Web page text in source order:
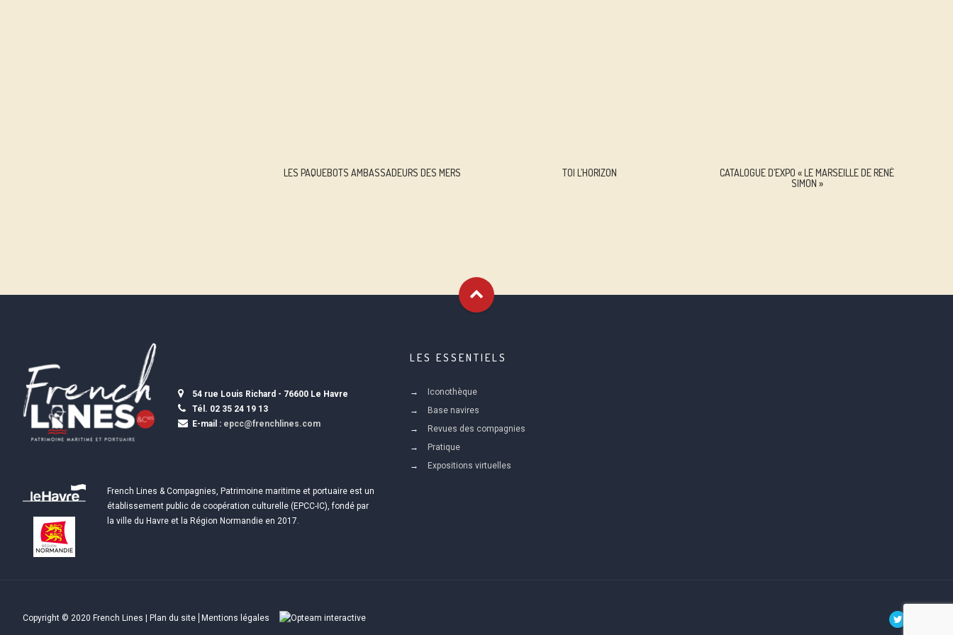
LES PAQUEBOTS AMBASSADEURS DES MERS TOI L’HORIZON
CATALOGUE D’EXPO « LE MARSEILLE DE RENÉ
SIMON »
54 rue Louis Richard - 76600 Le Havre
Tél. 02 35 24 19 13
E-mail : epcc@frenchlines.com
French Lines & Compagnies, Patrimoine maritime et portuaire est un
établissement public de coopération culturelle (EPCC-IC), fondé par
la ville du Havre et la Région Normandie en 2017.
LES ESSENTIELS
Iconothèque
Base navires
Revues des compagnies
Pratique
Expositions virtuelles
Copyright © 2020 French Lines | Plan du site Mentions légales